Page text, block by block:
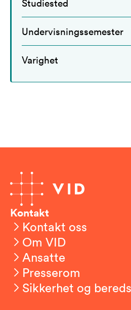
Undervisningssemester
Varighet
Kontakt
Kontakt oss
Om VID
Ansatte
Presserom
Sikkerhet og